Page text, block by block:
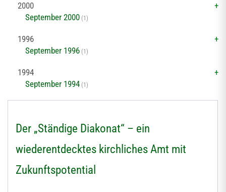
2000
September 2000 (1)
1996
September 1996 (1)
1994
September 1994 (1)
Der „Ständige Diakonat“ – ein
wiederentdecktes kirchliches Amt mit
Zukunftspotential